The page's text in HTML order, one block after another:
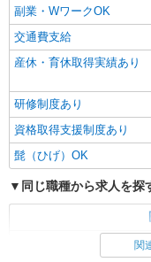
副業・WワークOK
交通費支給
産休・育休取得実績あり
研修制度あり
資格取得支援制度あり
髭（ひげ）OK
同じ職種から求人を探
関